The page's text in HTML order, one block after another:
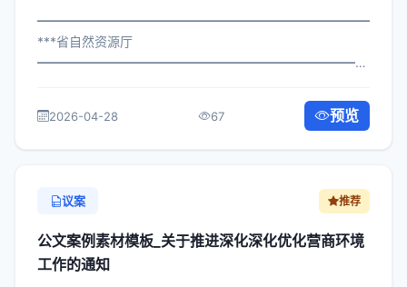
***省自然资源厅
构： 为深入贯彻落实习近平总书记...
2026-04-28 67 预览
议案 推荐
公文案例素材模板_关于推进深化深化优化营商环境
工作的通知